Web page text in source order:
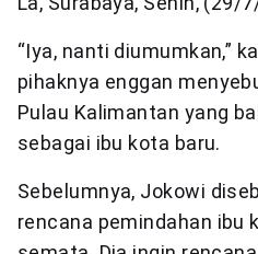
“Iya, nanti diumumkan,”
pihaknya enggan
Pulau Kalimantan yang
sebagai ibu kota baru.
Sebelumnya, Jokowi
rencana pemindahan ibu